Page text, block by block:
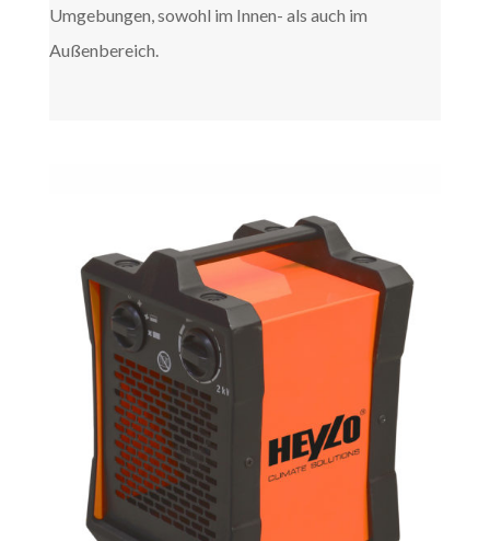
Umgebungen, sowohl im Innen- als auch im
Außenbereich.